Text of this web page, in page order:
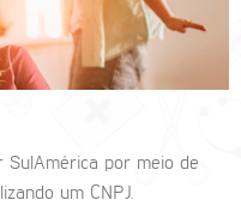
SulAmérica por meio de
um CNPJ.